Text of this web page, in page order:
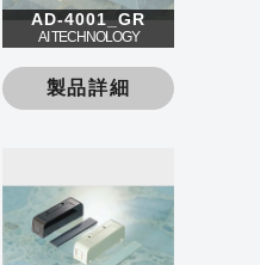
AD-4001_GR
AI TECHNOLOGY
製品詳細